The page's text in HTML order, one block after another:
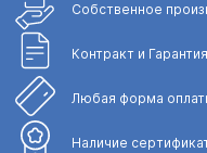
Собственное
Контракт и Гарантия
Любая форма
Наличие